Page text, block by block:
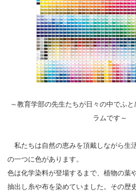
～教育学部の先生たちが日々の中でふ
ラムです～
私たちは自然の恵みを頂戴しながら生
の一つに色があります。
色は化学染料が登場するまで、植物の葉
抽出し糸や布を染めていました。その歴